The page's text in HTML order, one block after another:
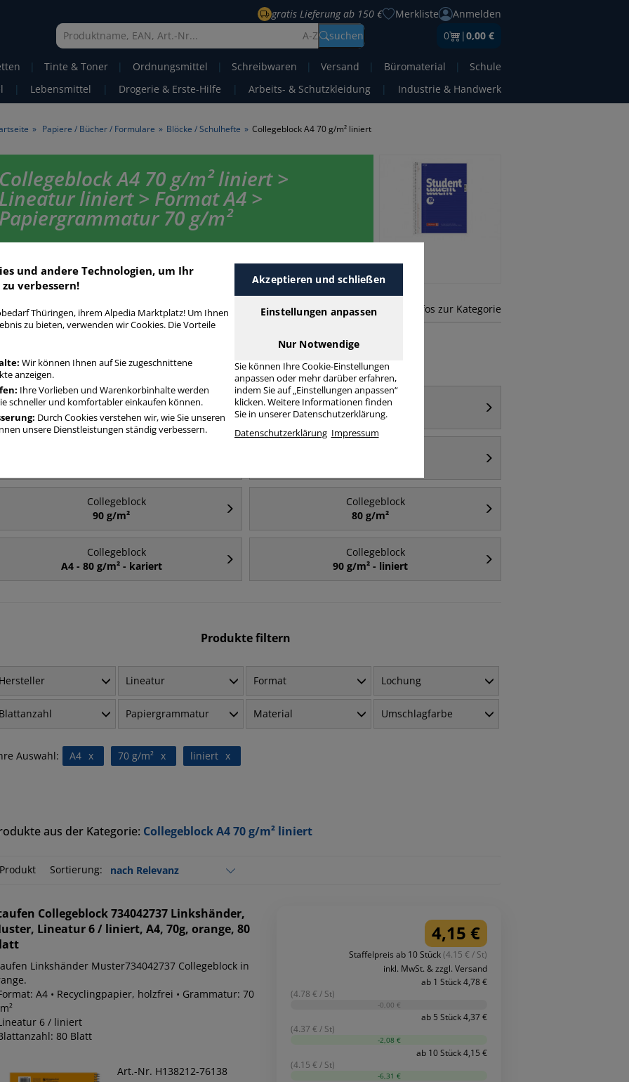
gratis Lieferung ab 150 € Merkliste
Anmelden
A-Z
suchen 0 |0,00 €
| Tinte & Toner | Ordnungsmittel | Schreibwaren | Versand | Büromaterial |
Schule
| Lebensmittel | Drogerie & Erste-Hilfe | Arbeits- & Schutzkleidung | Industrie & Handwerk
» Papiere / Bücher / Formulare » Blöcke / Schulhefte » Collegeblock A4 70 g/m² liniert
Collegeblock A4 70 g/m² liniert >
Lineatur liniert > Format A4 >
Papiergrammatur 70 g/m²
schnell Collegeblock A4 70 gm² liniert mit unserer Filter-Funktion.
A4 70 g/m² liniert mehr Infos zur Kategorie
Häufig gesucht
Collegeblock
A4
Collegeblock
liniert
Collegeblock
90 g/m²
Collegeblock
80 g/m²
Collegeblock
A4 - 80 g/m² - kariert
Collegeblock
90 g/m² - liniert
Produkte filtern
Hersteller Lineatur Format Lochung
Blattanzahl Papiergrammatur Material Umschlagfarbe
Auswahl: x
A4 x
70 g/m² x
liniert
aus der Kategorie: Collegeblock A4 70 g/m² liniert
Sortierung:
Collegeblock 734042737 Linkshänder,
Lineatur 6 / liniert, A4, 70g, orange, 80
Linkshänder Muster734042737 Collegeblock in
A4 • Recyclingpapier, holzfrei • Grammatur: 70
6 / liniert
80 Blatt
Art.-Nr. H138212-76138
4,15 €
Staffelpreis ab 10 Stück(4.15 € / St)
inkl. MwSt. & zzgl. Versand
ab 1 Stück 4,78 €
(4.78 € / St)
-0,00 €
ab 5 Stück 4,37 €
(4.37 € / St)
-2,08 €
ab 10 Stück 4,15 €
(4.15 € / St)
-6,31 €
und andere Technologien, um Ihr
verbessern!
Thüringen, ihrem Alpedia Marktplatz! Um Ihnen
zu bieten, verwenden wir Cookies. Die Vorteile
Wir können Ihnen auf Sie zugeschnittene
anzeigen.
Ihre Vorlieben und Warenkorbinhalte werden
schneller und komfortabler einkaufen können.
Durch Cookies verstehen wir, wie Sie unseren
unsere Dienstleistungen ständig verbessern.
Akzeptieren und schließen
Einstellungen anpassen
Nur Notwendige
Sie können Ihre Cookie-Einstellungen
anpassen oder mehr darüber erfahren,
indem Sie auf „Einstellungen anpassen“
klicken. Weitere Informationen finden
Sie in unserer Datenschutzerklärung.
Datenschutzerklärung Impressum